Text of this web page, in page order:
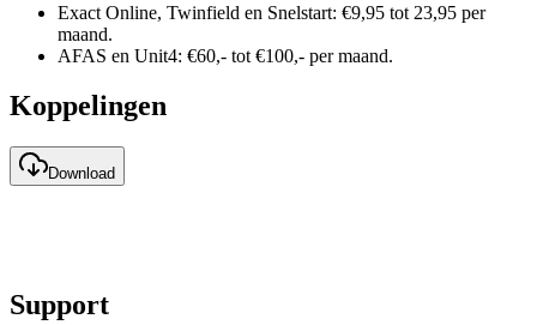
Exact Online, Twinfield en Snelstart: €9,95 tot 23,95 per
maand.
AFAS en Unit4: €60,- tot €100,- per maand.
Koppelingen
Download
Support